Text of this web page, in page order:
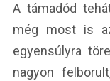
A támadód
még most is
egyensúlyra
nagyon